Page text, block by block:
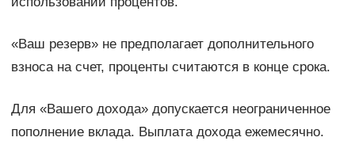
«Ваш резерв» не предполагает дополнительного
взноса на счет, проценты считаются в конце срока.
Для «Вашего дохода» допускается неограниченное
пополнение вклада. Выплата дохода ежемесячно.